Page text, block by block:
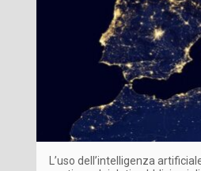
L’uso dell’intelligenza